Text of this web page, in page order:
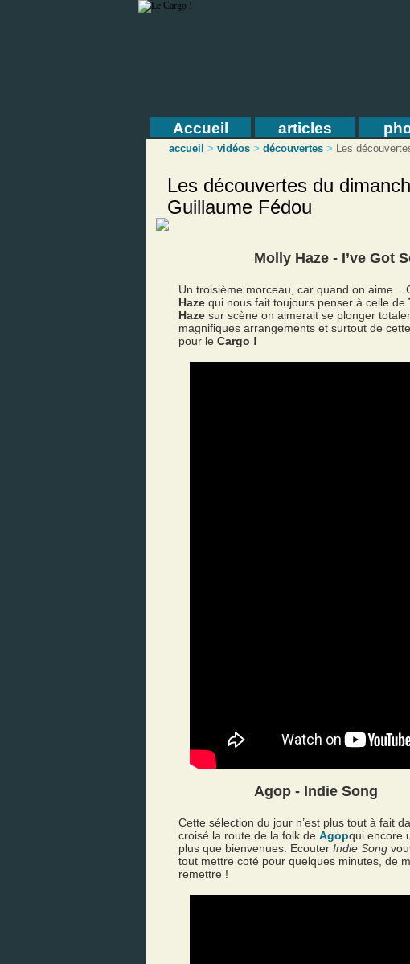
Accueil articles
accueil > vidéos > découvertes > Les
Les découvertes du
Guillaume Fédou
Molly Haze - I’ve Got
Un troisième morceau, car quand on
Haze qui nous fait toujours penser à celle de
Haze sur scène on aimerait se plonger
magnifiques arrangements et surtout de
pour le Cargo !
Agop - Indie Song
Cette sélection du jour n’est plus tout à fait
croisé la route de la folk de Agopqui encore
plus que bienvenues. Ecouter Indie Song
tout mettre coté pour quelques minutes, de
remettre !